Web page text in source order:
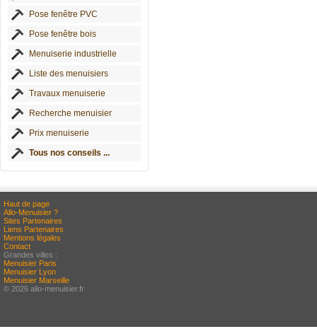
Pose fenêtre PVC
Pose fenêtre bois
Menuiserie industrielle
Liste des menuisiers
Travaux menuiserie
Recherche menuisier
Prix menuiserie
Tous nos conseils ...
Haut de page
Allo-Menuisier ?
Sites Partenaires
Liens Partenaires
Mentions légales
Contact
Grandes villes :
Menuisier Paris
Menuisier Lyon
Menuisier Marseille
© 2026 allo-menuisier.fr